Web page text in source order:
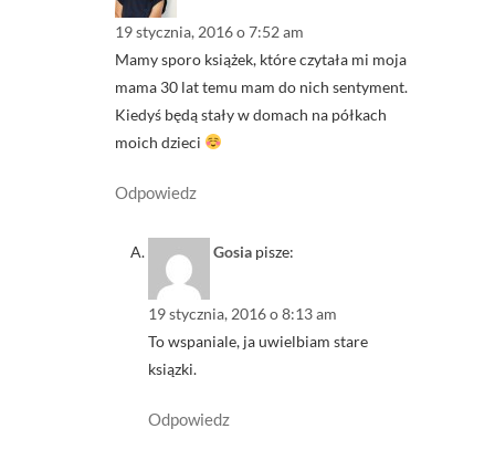
19 stycznia, 2016 o 7:52 am
Mamy sporo książek, które czytała mi moja
mama 30 lat temu mam do nich sentyment.
Kiedyś będą stały w domach na półkach
moich dzieci
Odpowiedz
Gosia pisze:
19 stycznia, 2016 o 8:13 am
To wspaniale, ja uwielbiam stare
ksiązki.
Odpowiedz